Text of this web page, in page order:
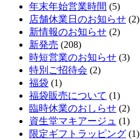
年末年始営業時間 (5)
店舗休業日のお知らせ (2)
新情報のお知らせ (2)
新発売 (208)
時短営業のお知らせ (3)
特別ご招待会 (2)
福袋 (1)
福袋販売について (1)
臨時休業のおしらせ (2)
資生堂マキアージュ (1)
限定ギフトラッピング (1)